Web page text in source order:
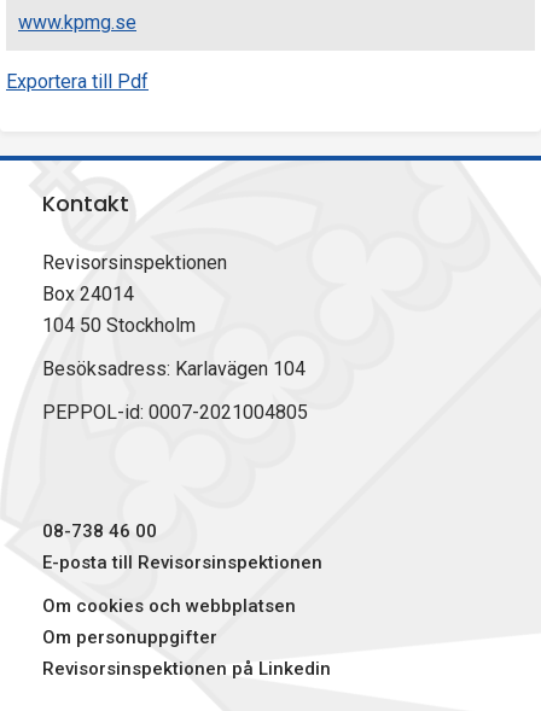
www.kpmg.se
Exportera till Pdf
Kontakt
Revisorsinspektionen
Box 24014
104 50 Stockholm
Besöksadress: Karlavägen 104
PEPPOL-id: 0007-2021004805
08-738 46 00
E-posta till Revisorsinspektionen
Om cookies och webbplatsen
Om personuppgifter
Revisorsinspektionen på Linkedin